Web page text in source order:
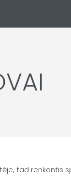
tad renkantis